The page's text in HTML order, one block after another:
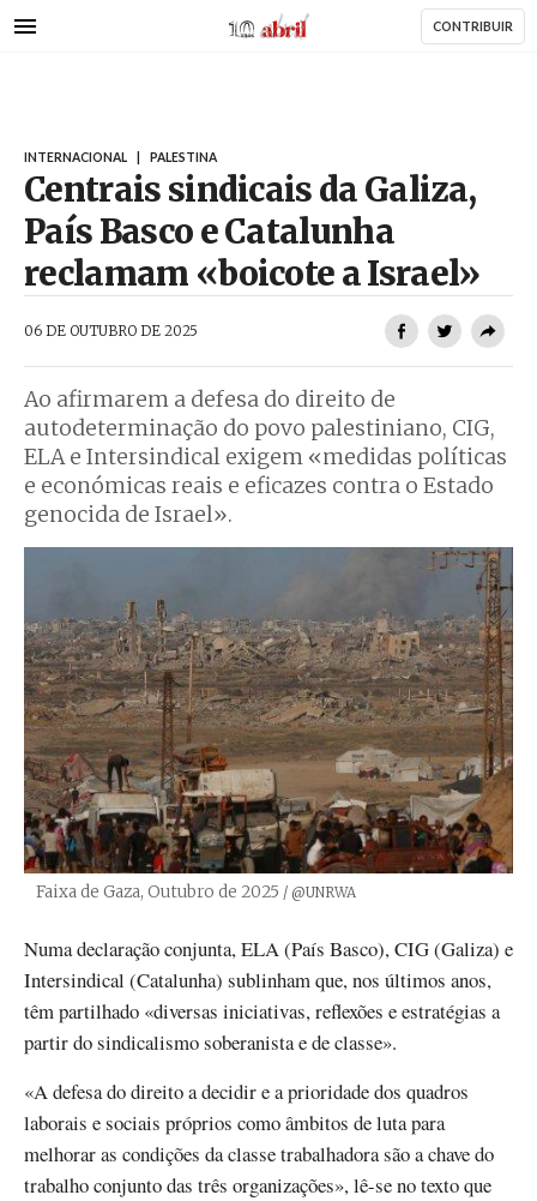
para
AbrilAbril CONTRIBUIR
INTERNACIONAL PALESTINA
Centrais sindicais da Galiza,
País Basco e Catalunha
reclamam «boicote a Israel»
06 DE OUTUBRO DE 2025
Ao afirmarem a defesa do direito de
autodeterminação do povo palestiniano, CIG,
ELA e Intersindical exigem «medidas políticas
e económicas reais e eficazes contra o Estado
genocida de Israel».
Faixa de Gaza, Outubro de 2025 Créditos
/ @UNRWA
Numa declaração conjunta, ELA (País Basco), CIG (Galiza) e
Intersindical (Catalunha) sublinham que, nos últimos anos,
têm partilhado «diversas iniciativas, reflexões e estratégias a
partir do sindicalismo soberanista e de classe».
«A defesa do direito a decidir e a prioridade dos quadros
laborais e sociais próprios como âmbitos de luta para
melhorar as condições da classe trabalhadora são a chave do
trabalho conjunto das três organizações», lê-se no texto que